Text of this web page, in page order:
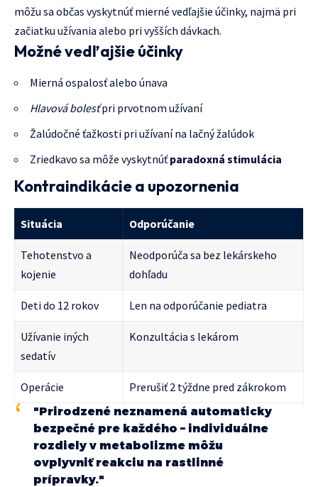
môžu sa občas vyskytnúť mierné vedľajšie účinky, najmä pri
začiatku užívania alebo pri vyšších dávkach.
Možné vedľajšie účinky
Mierná ospalosť alebo únava
Hlavová bolesťpri prvotnom užívaní
Žalúdočné ťažkosti pri užívaní na lačný žalúdok
Zriedkavo sa môže vyskytnúť paradoxná stimulácia
Kontraindikácie a upozornenia
Situácia Odporúčanie
Tehotenstvo a
kojenie
Neodporúča sa bez lekárskeho
dohľadu
Deti do 12 rokov Len na odporúčanie pediatra
Užívanie iných
sedatív
Konzultácia s lekárom
Operácie Prerušiť 2 týždne pred zákrokom
"Prirodzené neznamená automaticky
bezpečné pre každého – individuálne
rozdiely v metabolizme môžu
ovplyvniť reakciu na rastlinné
prípravky."